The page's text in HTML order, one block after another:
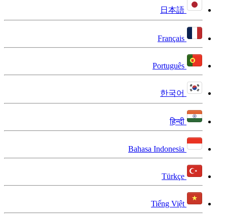
日本語
Français
Português
한국어
हिन्दी
Bahasa Indonesia
Türkçe
Tiếng Việt